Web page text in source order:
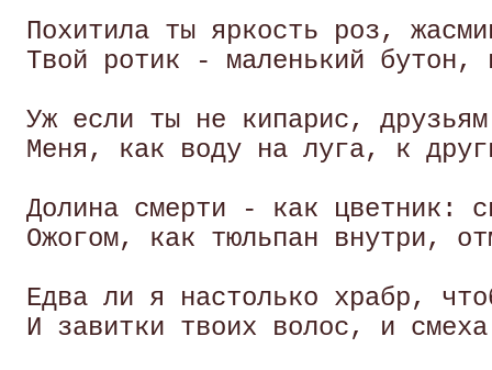
Похитила ты яркость роз,
Твой ротик - маленький
Уж если ты не кипарис,
Меня, как воду на луга, к
Долина смерти - как цветник:
Ожогом, как тюльпан внутри,
Едва ли я настолько храбр,
И завитки твоих волос, и